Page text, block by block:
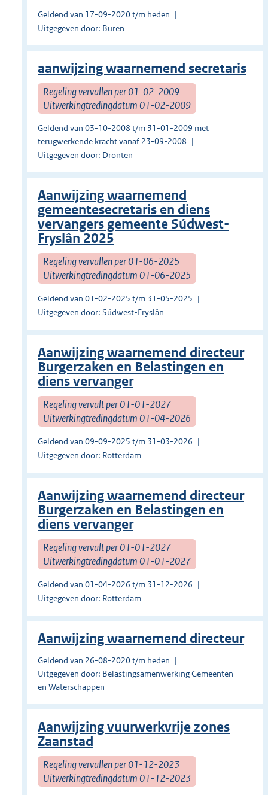
Geldend van 17-09-2020 t/m heden
Uitgegeven door: Buren
aanwijzing waarnemend secretaris
Regeling vervallen per 01-02-2009
Uitwerkingtredingdatum 01-02-2009
Geldend van 03-10-2008 t/m 31-01-2009 met
terugwerkende kracht vanaf 23-09-2008
Uitgegeven door: Dronten
Aanwijzing waarnemend
gemeentesecretaris en diens
vervangers gemeente Súdwest-
Fryslân 2025
Regeling vervallen per 01-06-2025
Uitwerkingtredingdatum 01-06-2025
Geldend van 01-02-2025 t/m 31-05-2025
Uitgegeven door: Súdwest-Fryslân
Aanwijzing waarnemend directeur
Burgerzaken en Belastingen en
diens vervanger
Regeling vervalt per 01-01-2027
Uitwerkingtredingdatum 01-04-2026
Geldend van 09-09-2025 t/m 31-03-2026
Uitgegeven door: Rotterdam
Aanwijzing waarnemend directeur
Burgerzaken en Belastingen en
diens vervanger
Regeling vervalt per 01-01-2027
Uitwerkingtredingdatum 01-01-2027
Geldend van 01-04-2026 t/m 31-12-2026
Uitgegeven door: Rotterdam
Aanwijzing waarnemend directeur
Geldend van 26-08-2020 t/m heden
Uitgegeven door: Belastingsamenwerking Gemeenten
en Waterschappen
Aanwijzing vuurwerkvrije zones
Zaanstad
Regeling vervallen per 01-12-2023
Uitwerkingtredingdatum 01-12-2023